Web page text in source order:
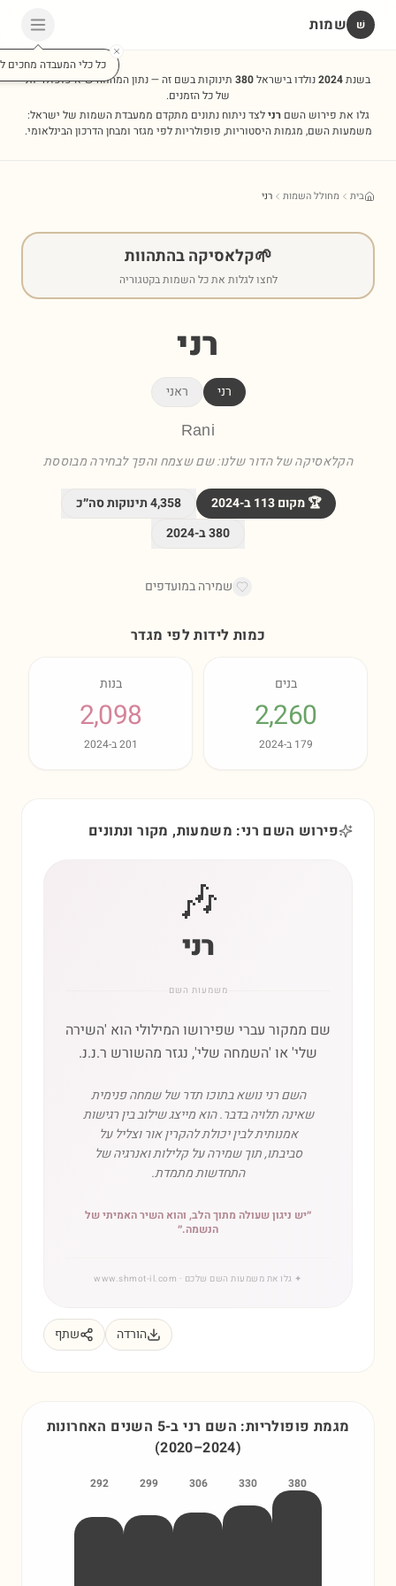
שׁ שמות
כל כלי המעבדה מחכים
בשנת2024נולדו בישראל380 תינוקות בשם זה — נתון המהווה שיא פופולריות
של כל הזמנים.
גלו את פירוש השםרנילצד ניתוח נתונים מתקדם ממעבדת השמות של ישראל:
משמעות השם, מגמות היסטוריות, פופולריות לפי מגזר ומבחן הדרכון הבינלאומי.
בית מחולל השמות רני
🌱קלאסיקה בהתהוות
לחצו לגלות את כל השמות בקטגוריה
רני
רני ראני
Rani
הקלאסיקה של הדור שלנו: שם שצמח והפך לבחירה מבוססת
🏆 מקום113ב-2024
4,358תינוקות סה״כ
380ב-2024
שמירה במועדפים
כמות לידות לפי מגדר
בנים
2,260
179 ב-2024
בנות
2,098
201ב-2024
פירוש השם רני: משמעות, מקור ונתונים
🎶
רני
משמעות השם
שם ממקור עברי שפירושו המילולי הוא 'השירה
שלי' או 'השמחה שלי', נגזר מהשורש ר.נ.נ.
השם רני נושא בתוכו תדר של שמחה פנימית
שאינה תלויה בדבר. הוא מייצג שילוב בין רגישות
אמנותית לבין יכולת להקרין אור וצליל על
סביבתו, תוך שמירה על קלילות ואנרגיה של
התחדשות מתמדת.
״יש ניגון שעולה מתוך הלב, והוא השיר האמיתי של
הנשמה.״
✦ גלו את משמעות השם שלכם · www.shmot-il.com
הורדה שתף
מגמת פופולריות: השם רניב-5 השנים האחרונות
(2020–2024)
380
330
306
299
292